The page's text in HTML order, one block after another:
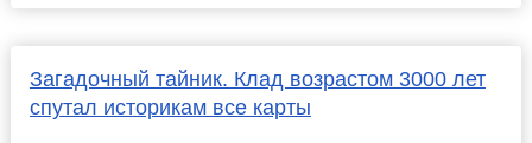
Загадочный тайник. Клад возрастом 3000 лет
спутал историкам все карты